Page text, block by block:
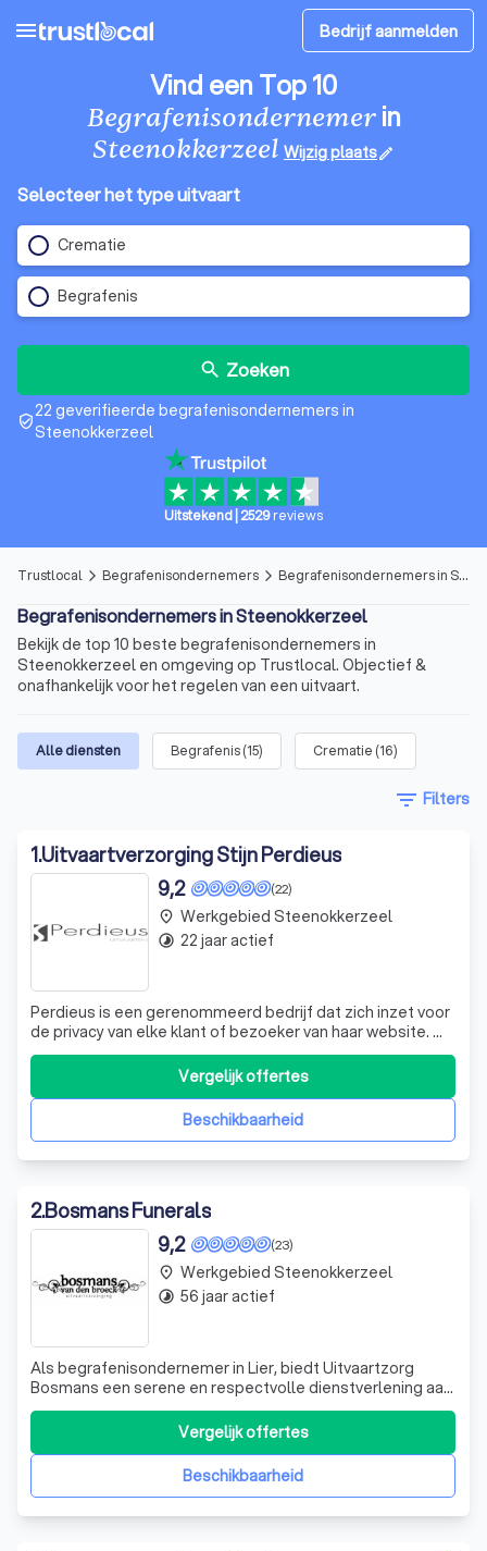
menu Bedrijf aanmelden
Vind een Top 10
Begrafenisondernemerin
Steenokkerzeel Wijzig plaatsedit
Selecteer het type uitvaart
Crematie
Begrafenis
search Zoeken
verified_user
22 geverifieerde begrafenisondernemers in
Steenokkerzeel
Uitstekend 2529reviews
Trustlocal arrow_forward_ios Begrafenisondernemers arrow_forward_ios Begrafenisondernemers in Steenokkerzeel
Begrafenisondernemers in Steenokkerzeel
Bekijk de top 10 beste begrafenisondernemers in
Steenokkerzeel en omgeving op Trustlocal. Objectief &
onafhankelijk voor het regelen van een uitvaart.
Alle diensten Begrafenis(15) Crematie (16)
filter_list Filters
1.Uitvaartverzorging Stijn Perdieus
(22)
9,2
Perdieus is een gerenommeerd bedrijf dat zich inzet voor
de privacy van elke klant of bezoeker van haar website. Wij
behandelen alle gegevens die u op onze site invoert met
de grootste vertrouwelijkheid. Ons doel is om u een
betere service te garanderen. Wanneer u een informatie-
Beschikbaarheid
Vergelijk offertes
place Werkgebied Steenokkerzeel
timelapse 22 jaar actief
2.Bosmans Funerals
(23)
9,2
Als begrafenisondernemer in Lier, biedt Uitvaartzorg
Bosmans een serene en respectvolle dienstverlening aan.
Wij begrijpen dat het verlies van een dierbare een
moeilijke tijd is, en daarom streven wij ernaar om u bij te
staan met medeleven en begrip. Onze diensten omvatten
een uitvaartplechtigheid,Beschikbaarheid
Vergelijk offertes
place Werkgebied Steenokkerzeel
timelapse 56 jaar actief